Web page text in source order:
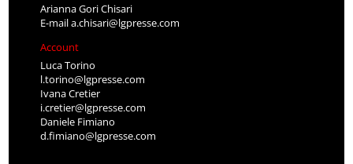
Arianna Gori Chisari
E-maila.chisari@lgpresse.com
Account
Luca Torino
l.torino@lgpresse.com
Ivana Cretier
i.cretier@lgpresse.com
Daniele Fimiano
d.fimiano@lgpresse.com